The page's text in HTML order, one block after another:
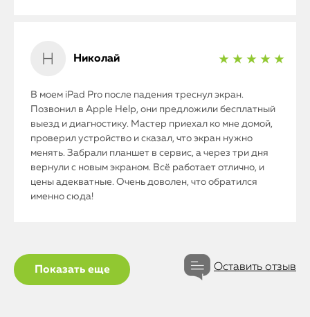
Николай ★ ★ ★ ★ ★
В моем iPad Pro после падения треснул экран.
Позвонил в Apple Help, они предложили бесплатный
выезд и диагностику. Мастер приехал ко мне домой,
проверил устройство и сказал, что экран нужно
менять. Забрали планшет в сервис, а через три дня
вернули с новым экраном. Всё работает отлично, и
цены адекватные. Очень доволен, что обратился
именно сюда!
Показать еще Оставить отзыв